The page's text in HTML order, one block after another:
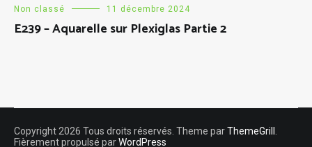
Non classé 11 décembre 2024
E239 – Aquarelle sur Plexiglas Partie 2
Copyright 2026 Tous droits réservés. Theme parThemeGrill .
Fièrement propulsé parWordPress